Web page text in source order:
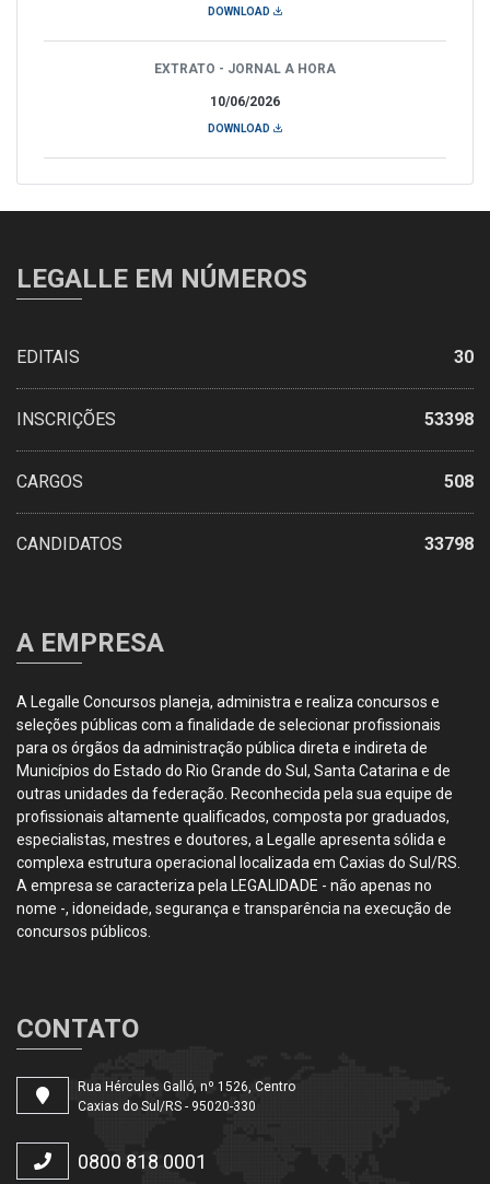
DOWNLOAD
10/06/2026
EXTRATO - JORNAL A HORA
DOWNLOAD
LEGALLE EM NÚMEROS
EDITAIS 30
INSCRIÇÕES 53398
CARGOS 508
CANDIDATOS 33798
A EMPRESA
A Legalle Concursos planeja, administra e realiza concursos e
seleções públicas com a finalidade de selecionar profissionais
para os órgãos da administração pública direta e indireta de
Municípios do Estado do Rio Grande do Sul, Santa Catarina e de
outras unidades da federação. Reconhecida pela sua equipe de
profissionais altamente qualificados, composta por graduados,
especialistas, mestres e doutores, a Legalle apresenta sólida e
complexa estrutura operacional localizada em Caxias do Sul/RS.
A empresa se caracteriza pela LEGALIDADE - não apenas no
nome -, idoneidade, segurança e transparência na execução de
concursos públicos.
CONTATO
Rua Hércules Galló, nº 1526, Centro
Caxias do Sul/RS - 95020-330
0800 818 0001